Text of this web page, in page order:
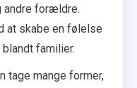
andre forældre.
at skabe en følelse
familier.
tage mange former,